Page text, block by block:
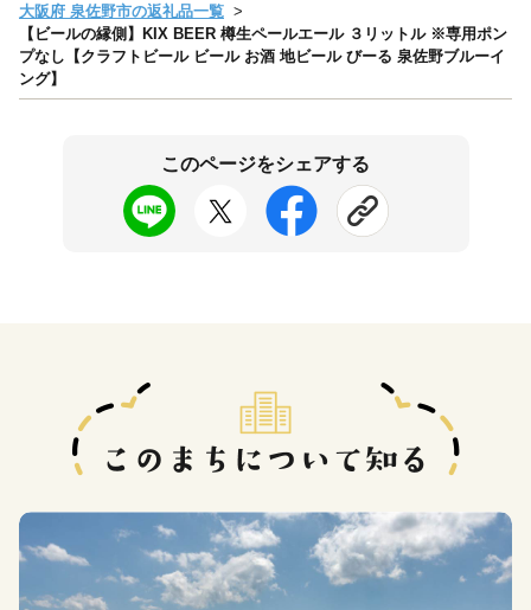
大阪府 泉佐野市の返礼品一覧
【ビールの縁側】KIX BEER 樽生ペールエール ３リットル ※専用ポン
プなし【クラフトビール ビール お酒 地ビール びーる 泉佐野ブルーイ
ング】
このページをシェアする